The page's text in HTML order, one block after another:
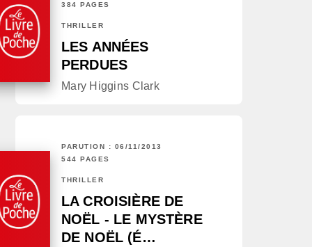
384 PAGES
THRILLER
LES ANNÉES
PERDUES
Mary Higgins Clark
PARUTION : 06/11/2013
544 PAGES
THRILLER
LA CROISIÈRE DE
NOËL - LE MYSTÈRE
DE NOËL (É…